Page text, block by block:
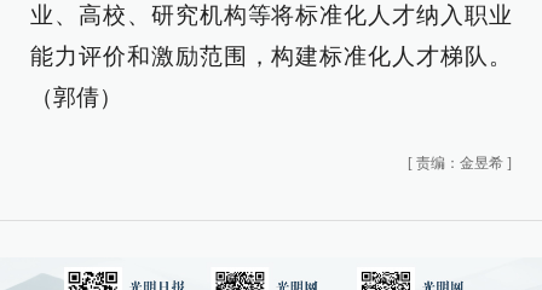
业、高校、研究机构等将标准化人才纳入职业
能力评价和激励范围，构建标准化人才梯队。
（郭倩）
[ 责编：金昱希 ]